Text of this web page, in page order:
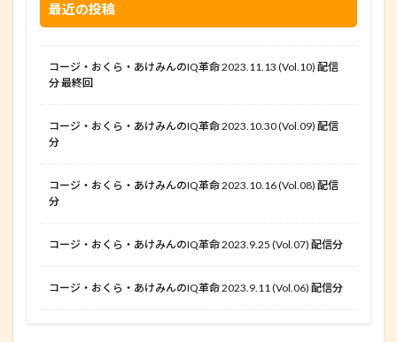
最近の投稿
コージ・おくら・あけみんのIQ革命 2023.11.13 (Vol.10) 配信
分 最終回
コージ・おくら・あけみんのIQ革命 2023.10.30 (Vol.09) 配信
分
コージ・おくら・あけみんのIQ革命 2023.10.16 (Vol.08) 配信
分
コージ・おくら・あけみんのIQ革命 2023.9.25 (Vol.07) 配信分
コージ・おくら・あけみんのIQ革命 2023.9.11 (Vol.06) 配信分